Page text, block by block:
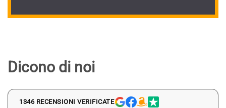
Dicono di noi
1346 RECENSIONI VERIFICATE